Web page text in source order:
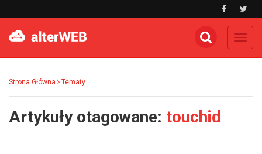
Strona Główna Tematy
Artykuły otagowane: touchid